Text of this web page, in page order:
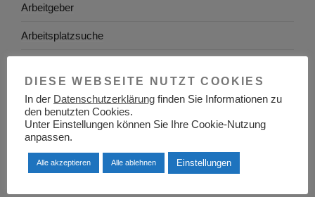
Arbeitgeber
Arbeitsplatzsuche
Arbeitszeugnis
Baden-Württemberg
DIESE WEBSEITE NUTZT COOKIES
In der Datenschutzerklärung finden Sie Informationen zu
den benutzten Cookies.
Unter Einstellungen können Sie Ihre Cookie-Nutzung
anpassen.
Alle akzeptieren Alle ablehnen Einstellungen